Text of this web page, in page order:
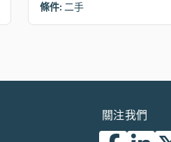
條件: 二手
關注我們